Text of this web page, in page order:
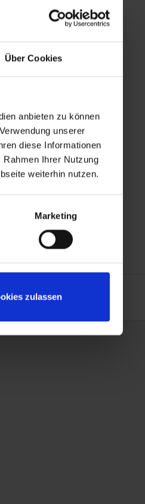
Über Cookies
anbieten zu können
unserer
diese Informationen
Ihrer Nutzung
weiterhin nutzen.
Marketing
zulassen
to the last detail.